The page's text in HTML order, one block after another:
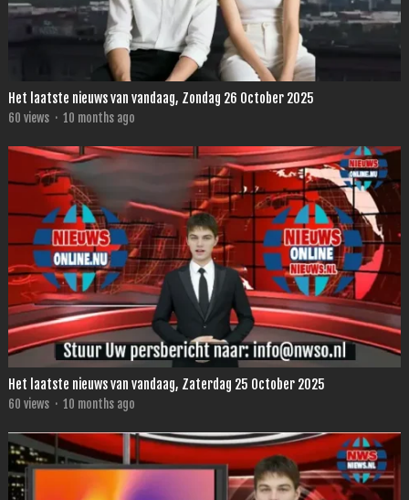
Het laatste nieuws van vandaag, Zondag 26 October 2025
60 views · 10 months ago
Het laatste nieuws van vandaag, Zaterdag 25 October 2025
60 views · 10 months ago